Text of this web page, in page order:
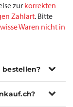
zur korrekten
Zahlart. Bitte
Waren nicht in